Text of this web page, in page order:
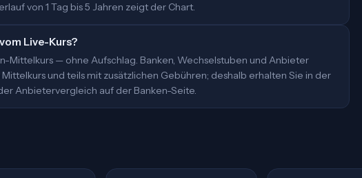
von 1 Tag bis 5 Jahren zeigt der Chart.
Live-Kurs?
Mittelkurs — ohne Aufschlag. Banken, Wechselstuben und Anbieter
und teils mit zusätzlichen Gebühren; deshalb erhalten Sie in der
Anbietervergleich auf der Banken-Seite.